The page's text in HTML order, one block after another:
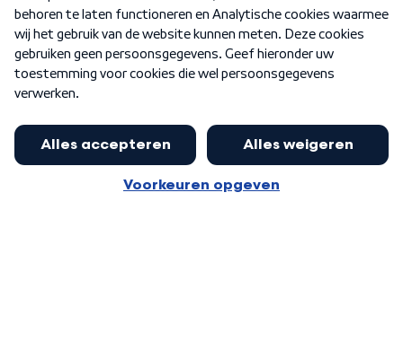
Nieuwsbrief
Word Lid